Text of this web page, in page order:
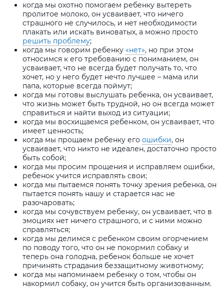
когда мы охотно помогаем ребенку вытереть
пролитое молоко, он усваивает, что ничего
страшного не случилось, и нет необходимости
плакать или искать виноватых, а можно просто
решить проблему;
когда мы говорим ребенку «нет», но при этом
относимся к его требованию с пониманием, он
усваивает, что не всегда будет получать то, что
хочет, но у него будет нечто лучшее – мама или
папа, которые всегда поймут;
когда мы готовы выслушать ребенка, он усваивает,
что жизнь может быть трудной, но он всегда может
справиться и найти выход из ситуации;
когда мы восхищаемся ребенком, он усваивает, что
имеет ценность;
когда мы прощаем ребенку его ошибки, он
усваивает, что никто не идеален, достаточно просто
быть собой;
когда мы просим прощения и исправляем ошибки,
ребенок учится исправлять свои;
когда мы пытаемся понять точку зрения ребенка, он
пытается понять нашу и старается нас не
разочаровать;
когда мы сочувствуем ребенку, он усваивает, что в
эмоциях нет ничего страшного, и с ними можно
справляться;
когда мы делимся с ребенком своим огорчением
по поводу того, что он не покормил собаку и
теперь она голодна, ребенок больше не хочет
причинять страдания беззащитному животному;
когда мы напоминаем ребенку о том, чтобы он
накормил собаку, он учится быть организованным.